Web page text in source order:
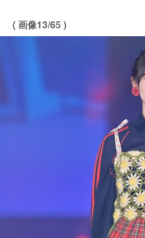
( 画像13/65 )